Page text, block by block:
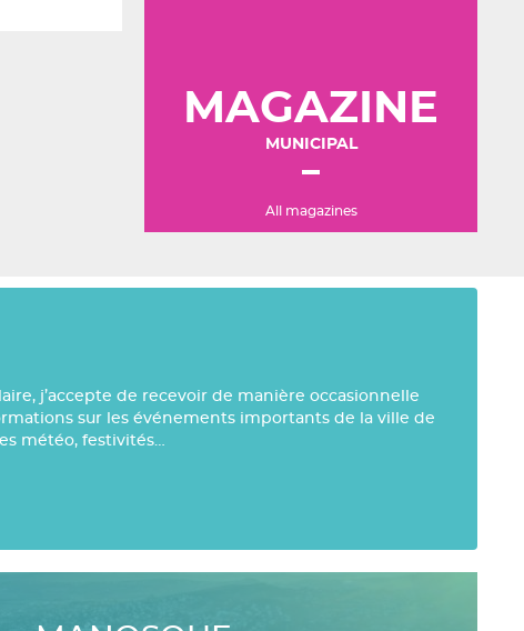
MAGAZINE
MUNICIPAL
All magazines
j’accepte de recevoir de manière occasionnelle
sur les événements importants de la ville de
météo, festivités…